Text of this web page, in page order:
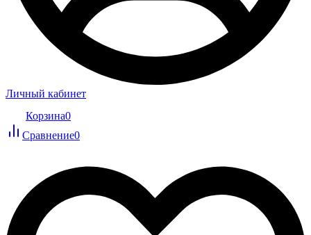
Личный кабинет
Корзина0
Сравнение0